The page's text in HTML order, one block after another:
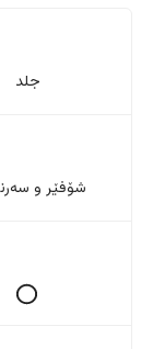
جلد
شۆفێر و